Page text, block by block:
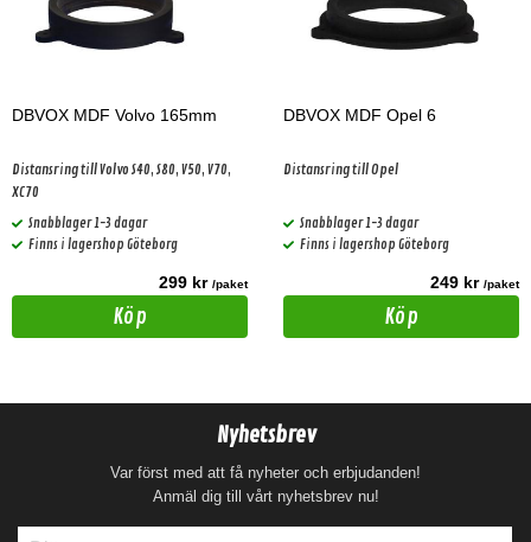
DBVOX MDF Volvo 165mm
Distansring till Volvo S40, S80, V50, V70,
XC70
Snabblager 1-3 dagar
Finns i lagershop Göteborg
299 kr /paket
Köp
DBVOX MDF Opel 6
Distansring till Opel
Snabblager 1-3 dagar
Finns i lagershop Göteborg
249 kr /paket
Köp
Nyhetsbrev
Var först med att få nyheter och erbjudanden!
Anmäl dig till vårt nyhetsbrev nu!